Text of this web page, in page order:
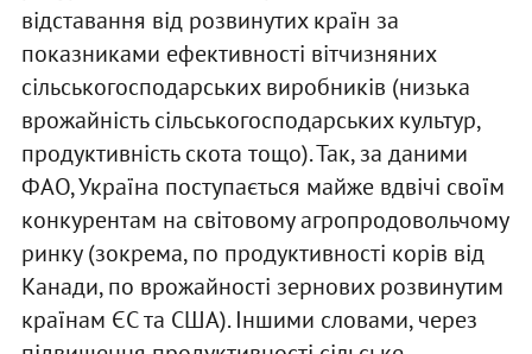
відставання від розвинутих країн за
показниками ефективності вітчизняних
сільськогосподарських виробників (низька
врожайність сільськогосподарських культур,
продуктивність скота тощо). Так, за даними
ФАО, Україна поступається майже вдвічі своїм
конкурентам на світовому агропродовольчому
ринку (зокрема, по продуктивності корів від
Канади, по врожайності зернових розвинутим
країнам ЄС та США). Іншими словами, через